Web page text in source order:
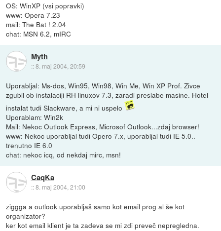
OS: WinXP (vsi popravki)
www: Opera 7.23
mail: The Bat ! 2.04
chat: MSN 6.2, mIRC
Myth
::8. maj 2004, 20:59
Uporabljal: Ms-dos, Win95, Win98, Win Me, Win XP Prof. Zivce
zgubil ob instalaciji RH linuxov 7.3, zaradi preslabe masine. Hotel
instalat tudi Slackware, a mi ni uspelo
Uporablam: Win2k
Mail: Nekoc Outlook Express, Microsof Outlook...zdaj browser!
www: Nekoc uporabljal tudi Opero 7.x, uporabljal tudi IE 5.0..
trenutno IE 6.0
chat: nekoc icq, od nekdaj mirc, msn!
CaqKa
::8. maj 2004, 21:00
ziggga a outlook uporabljaš samo kot email prog al še kot
organizator?
ker kot email klient je ta zadeva se mi zdi preveč nepregledna.